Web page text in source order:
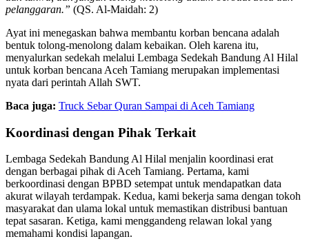
pelanggaran.” (QS. Al-Maidah: 2)
Ayat ini menegaskan bahwa membantu korban bencana adalah
bentuk tolong-menolong dalam kebaikan. Oleh karena itu,
menyalurkan sedekah melalui Lembaga Sedekah Bandung Al Hilal
untuk korban bencana Aceh Tamiang merupakan implementasi
nyata dari perintah Allah SWT.
Baca juga: Truck Sebar Quran Sampai di Aceh Tamiang
Koordinasi dengan Pihak Terkait
Lembaga Sedekah Bandung Al Hilal menjalin koordinasi erat
dengan berbagai pihak di Aceh Tamiang. Pertama, kami
berkoordinasi dengan BPBD setempat untuk mendapatkan data
akurat wilayah terdampak. Kedua, kami bekerja sama dengan tokoh
masyarakat dan ulama lokal untuk memastikan distribusi bantuan
tepat sasaran. Ketiga, kami menggandeng relawan lokal yang
memahami kondisi lapangan.